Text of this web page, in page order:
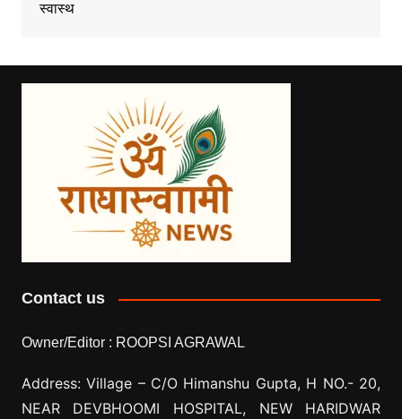
स्वास्थ
Contact us
Owner/Editor : ROOPSI AGRAWAL
Address: Village – C/O Himanshu Gupta, H NO.- 20,
NEAR DEVBHOOMI HOSPITAL, NEW HARIDWAR